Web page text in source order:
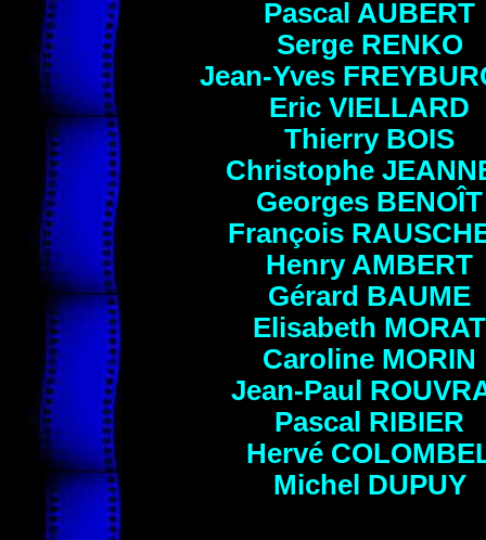
Pascal AUBERT
Serge RENKO
Jean-Yves
Eric VIELLARD
Thierry BOIS
Christophe
Georges BENOÎT
François
Henry AMBERT
Gérard BAUME
Elisabeth MORAT
Caroline MORIN
Jean-Paul
Pascal RIBIER
Hervé
Michel DUPUY